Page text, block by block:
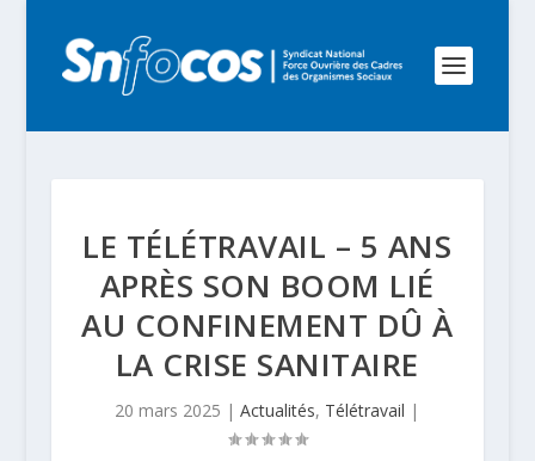
LE TÉLÉTRAVAIL – 5 ANS
APRÈS SON BOOM LIÉ
AU CONFINEMENT DÛ À
LA CRISE SANITAIRE
20 mars 2025 |Actualités, Télétravail |